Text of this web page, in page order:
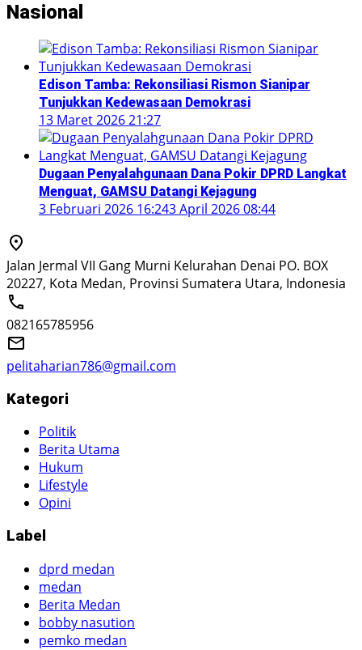
Nasional
Edison Tamba: Rekonsiliasi Rismon Sianipar
Tunjukkan Kedewasaan Demokrasi
13 Maret 2026 21:27
Dugaan Penyalahgunaan Dana Pokir DPRD Langkat
Menguat, GAMSU Datangi Kejagung
3 Februari 2026 16:243 April 2026 08:44
Jalan Jermal VII Gang Murni Kelurahan Denai PO. BOX
20227, Kota Medan, Provinsi Sumatera Utara, Indonesia
082165785956
pelitaharian786@gmail.com
Kategori
Politik
Berita Utama
Hukum
Lifestyle
Opini
Label
dprd medan
medan
Berita Medan
bobby nasution
pemko medan